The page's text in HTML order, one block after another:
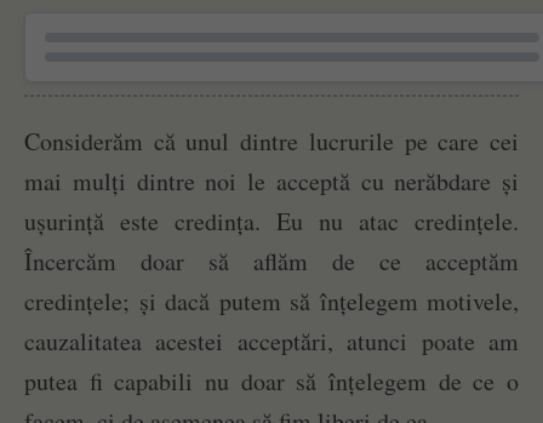
Considerăm că unul dintre lucrurile pe care cei
mai mulți dintre noi le acceptă cu nerăbdare și
ușurință este credința. Eu nu atac credințele.
Încercăm doar să aflăm de ce acceptăm
credințele; și dacă putem să înțelegem motivele,
cauzalitatea acestei acceptări, atunci poate am
putea fi capabili nu doar să înțelegem de ce o